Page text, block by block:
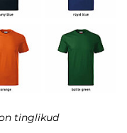
tinglikud